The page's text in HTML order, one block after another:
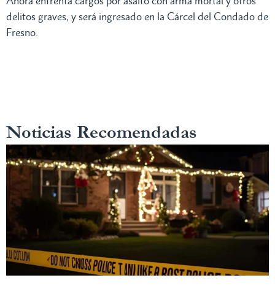
delitos graves, y será ingresado en la Cárcel del Condado de
Fresno.
Noticias Recomendadas